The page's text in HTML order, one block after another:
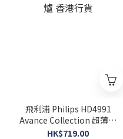
飛利浦 Philips HD4991
Avance Collection 超薄電
磁爐 香港行貨
HK$719.00